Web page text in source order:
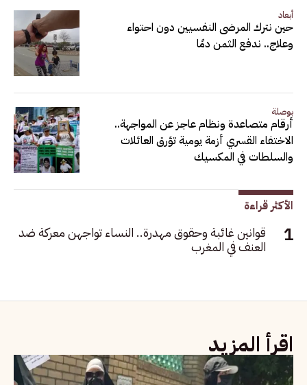
أبعاد
حين نترك المرضى النفسيين دون احتواء
وعلاج.. ندفع الثمن دمًا
بوصلة
أرقام متصاعدة ونظام عاجز عن المواجهة..
الاختفاء القسري أزمة يومية تؤرق العائلات
والسلطات في المكسيك
الأكثر قراءة
قوانين غائبة وحقوق مهدرة.. النساء تواجهن معركة ضد
العنف في المغرب
اقرأ المزيد